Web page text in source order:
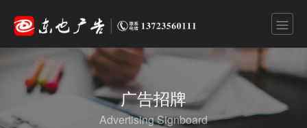
广告招牌
Advertising Signboard